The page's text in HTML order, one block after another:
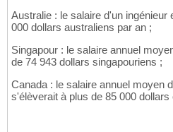
Australie : le salaire d'un ingénieur
000 dollars australiens par an ;
Singapour : le salaire annuel
de 74 943 dollars singapouriens ;
Canada : le salaire annuel moyen
s'élèverait à plus de 85 000 dollars